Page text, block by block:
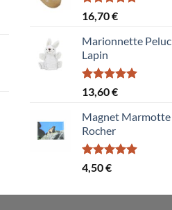
Note5.00
sur 5
16,70€
Marionnette
Lapin
Note5.00
sur 5
13,60€
Magnet Marmotte
Rocher
Note5.00
sur 5
4,50€